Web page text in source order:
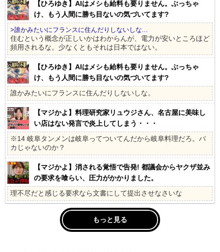
【ひろゆき】AIはメシも給料も要りません。ぶっちゃ
け、もう人間に勝ち目ないの気づいてます?
>誰かみたいにフランスに住んだりしないしな...
住むという概念が正しいかはわからんが、電力が安いところほど
頻用されるな。少なくともそれは日本ではない。
【ひろゆき】AIはメシも給料も要りません。ぶっちゃ
け、もう人間に勝ち目ないの気づいてます?
誰かみたいにフランスに住んだりしないしな。
【マジかよ】料理研究家リュウジさん、名古屋に美味し
い店はない発言で炎上してしまう・・・
※14 岐阜タンメンは岐阜ってついてんだから岐阜料理だろ。バ
カじゃないのか？
【マジかよ】消される覚悟で告発! 都議会からヤクザ並み
の要求を喰らい、圧力がかかりました。
理不尽だと感じる要求なら文書にして提出させなさいな
もっと見る